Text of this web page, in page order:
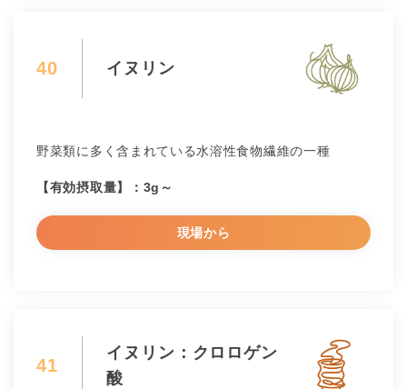
40 イヌリン
野菜類に多く含まれている水溶性食物繊維の一種
【有効摂取量】：3g～
現場から
41
イヌリン：クロロゲン
酸